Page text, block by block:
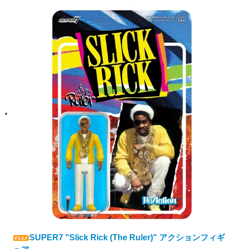
SUPER7 "Slick Rick (The Ruler)" アクションフィギ